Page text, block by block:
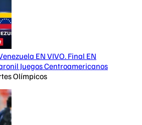
EN VIVO. Final EN
Juegos Centroamericanos
Olímpicos